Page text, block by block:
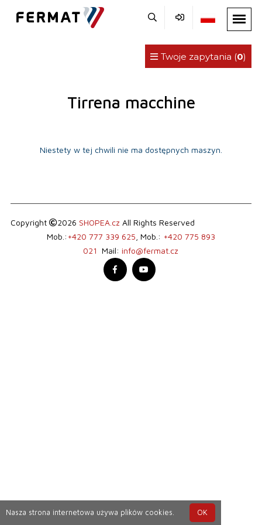
Twoje zapytania (0)
Tirrena macchine
Niestety w tej chwili nie ma dostępnych maszyn.
Copyright 2026 SHOPEA.cz All Rights Reserved
Mob.:+420 777 339 625 , Mob.: +420 775 893
021 Mail: info@fermat.cz
Nasza strona internetowa używa plików cookies. OK